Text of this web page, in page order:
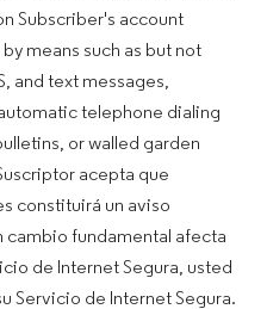
Subscriber's account
means such as but not
and text messages,
telephone dialing
or walled garden
acepta que
constituirá un aviso
cambio fundamental afecta
de Internet Segura, usted
Servicio de Internet Segura.